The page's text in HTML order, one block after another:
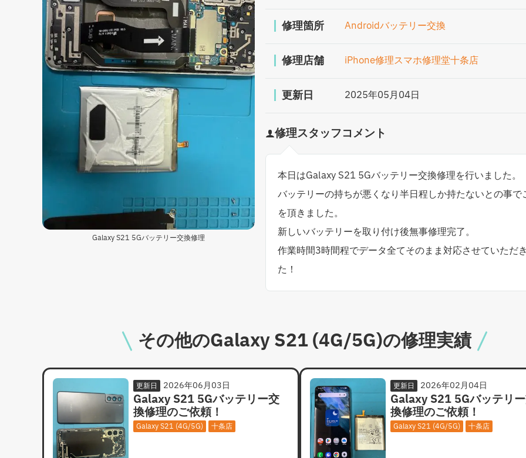
Galaxy S21 5Gバッテリー交換修理
修理箇所 Androidバッテリー交換
修理店舗 iPhone修理スマホ修理堂十条店
更新日 2025年05月04日
修理スタッフコメント
本日はGalaxy S21 5Gバッテリー交換修理を行いました。
バッテリーの持ちが悪くなり半日程しか持たないとの事で
を頂きました。
新しいバッテリーを取り付け後無事修理完了。
作業時間3時間程でデータ全てそのまま対応させていただ
た！
その他のGalaxy S21 (4G/5G)の修理実績
更新日 2026年06月03日
Galaxy S21 5Gバッテリー交
換修理のご依頼！
Galaxy S21 (4G/5G) 十条店
更新日 2026年02月04日
Galaxy S21 5Gバッテリ
換修理のご依頼！
Galaxy S21 (4G/5G) 十条店